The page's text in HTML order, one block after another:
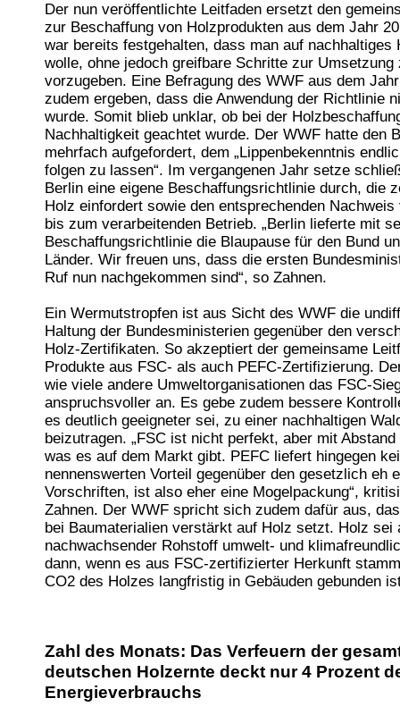
Der nun veröffentlichte Leitfaden ersetzt den
zur Beschaffung von Holzprodukten aus dem Jahr
war bereits festgehalten, dass man auf nachhaltiges
wolle, ohne jedoch greifbare Schritte zur Umsetzung
vorzugeben. Eine Befragung des WWF aus dem
zudem ergeben, dass die Anwendung der Richtlinie
wurde. Somit blieb unklar, ob bei der
Nachhaltigkeit geachtet wurde. Der WWF hatte den
mehrfach aufgefordert, dem „Lippenbekenntnis
folgen zu lassen“. Im vergangenen Jahr setze
Berlin eine eigene Beschaffungsrichtlinie durch, die
Holz einfordert sowie den entsprechenden
bis zum verarbeitenden Betrieb. „Berlin lieferte mit
Beschaffungsrichtlinie die Blaupause für den Bund
Länder. Wir freuen uns, dass die ersten
Ruf nun nachgekommen sind“, so Zahnen.
Ein Wermutstropfen ist aus Sicht des WWF die
Haltung der Bundesministerien gegenüber den
Holz-Zertifikaten. So akzeptiert der gemeinsame
Produkte aus FSC- als auch PEFC-Zertifizierung.
wie viele andere Umweltorganisationen das FSC-
anspruchsvoller an. Es gebe zudem bessere
es deutlich geeigneter sei, zu einer nachhaltigen
beizutragen. „FSC ist nicht perfekt, aber mit
was es auf dem Markt gibt. PEFC liefert hingegen
nennenswerten Vorteil gegenüber den gesetzlich eh
Vorschriften, ist also eher eine Mogelpackung“,
Zahnen. Der WWF spricht sich zudem dafür aus,
bei Baumaterialien verstärkt auf Holz setzt. Holz sei
nachwachsender Rohstoff umwelt- und
dann, wenn es aus FSC-zertifizierter Herkunft
CO2 des Holzes langfristig in Gebäuden gebunden
Zahl des Monats: Das Verfeuern der
deutschen Holzernte deckt nur 4 Prozent
Energieverbrauchs